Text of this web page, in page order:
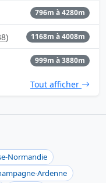
796m à 4280m
) 1168m à 4008m
999m à 3880m
Tout afficher
Normandie
Ardenne